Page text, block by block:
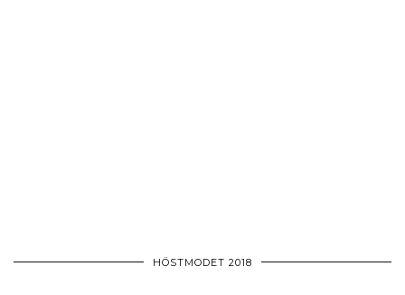
HÖSTMODET 2018